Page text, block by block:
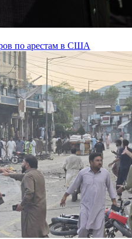
по арестам в США